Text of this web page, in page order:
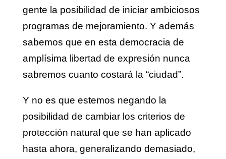
gente la posibilidad de iniciar ambiciosos
programas de mejoramiento. Y además
sabemos que en esta democracia de
amplísima libertad de expresión nunca
sabremos cuanto costará la “ciudad”.
Y no es que estemos negando la
posibilidad de cambiar los criterios de
protección natural que se han aplicado
hasta ahora, generalizando demasiado,